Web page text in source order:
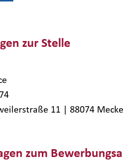
zur Stelle
11 | 88074​
zum